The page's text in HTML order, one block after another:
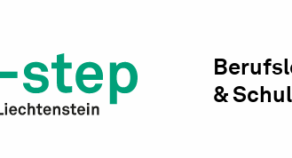
Weiterbildung
&